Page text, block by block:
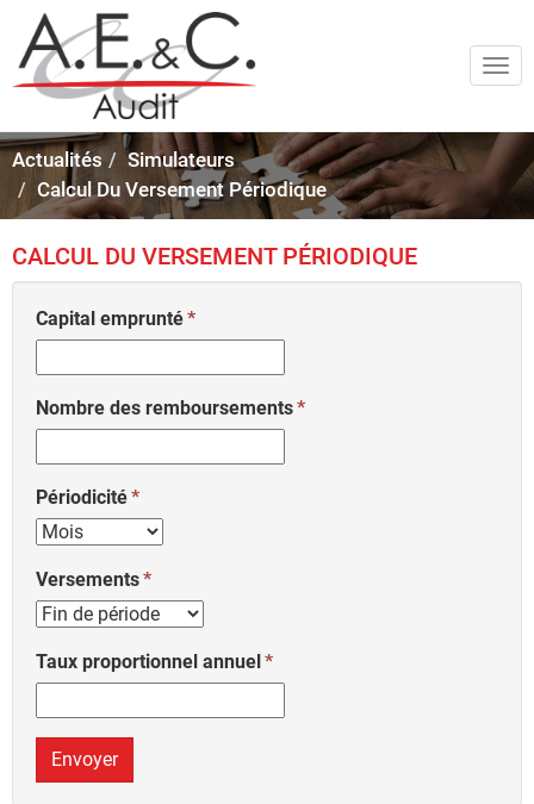
Actualités
Simulateurs
Calcul Du Versement Périodique
CALCUL DU VERSEMENT PÉRIODIQUE
Capital emprunté
Nombre des remboursements
Périodicité
Versements
Taux proportionnel annuel
Envoyer